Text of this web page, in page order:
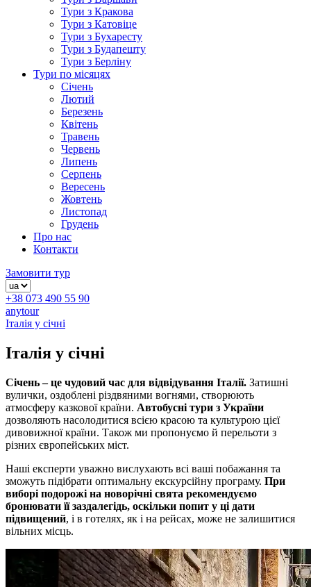
Тури з Кракова
Тури з Катовіце
Тури з Бухаресту
Тури з Будапешту
Тури з Берліну
Тури по місяцях
Січень
Лютий
Березень
Квітень
Травень
Червень
Липень
Серпень
Вересень
Жовтень
Листопад
Грудень
Про нас
Контакти
Замовити тур
+38 073 490 55 90
anytour
Італія у січні
Італія у січні
Січень – це чудовий час для відвідування Італії. Затишні
вулички, оздоблені різдвяними вогнями, створюють
атмосферу казкової країни. Автобусні тури з України
дозволяють насолодитися всією красою та культурою цієї
дивовижної країни. Також ми пропонуємо й перельоти з
різних європейських міст.
Наші експерти уважно вислухають всі ваші побажання та
зможуть підібрати оптимальну екскурсійну програму. При
виборі подорожі на новорічні свята рекомендуємо
бронювати її заздалегідь, оскільки попит у ці дати
підвищений, і в готелях, як і на рейсах, може не залишитися
вільних місць.